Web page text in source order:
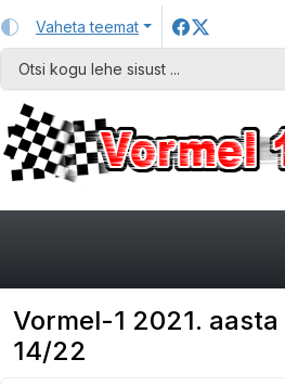
Vaheta teemat
Vormel-1 2021.
14/22